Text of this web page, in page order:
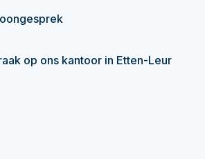
op ons kantoor in Etten-Leur